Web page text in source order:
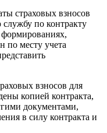
страховых взносов
по контракту
по месту учета
взносов для
копией контракта,
документами,
в силу контракта и